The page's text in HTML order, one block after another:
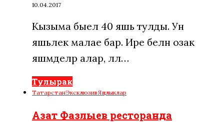
10.04.2017
Кызыма быел 40 яшь тулды. Ун
яшьлек малае бар. Ире белән озак
яшәмәделәр алар, әллә…
Тулырак
ТатарстанЭксклюзивЯңалыклар
Азат Фазлыев ресторанда